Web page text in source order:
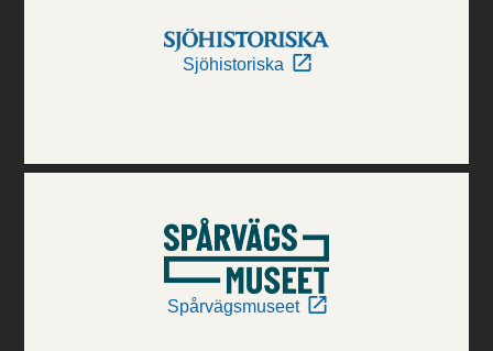
Sjöhistoriska
Spårvägsmuseet